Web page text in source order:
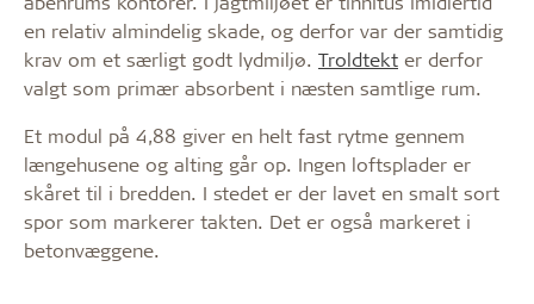
en relativ almindelig skade, og derfor var der samtidig
krav om et særligt godt lydmiljø. Troldtekt er derfor
valgt som primær absorbent i næsten samtlige rum.
Et modul på 4,88 giver en helt fast rytme gennem
længehusene og alting går op. Ingen loftsplader er
skåret til i bredden. I stedet er der lavet en smalt sort
spor som markerer takten. Det er også markeret i
betonvæggene.